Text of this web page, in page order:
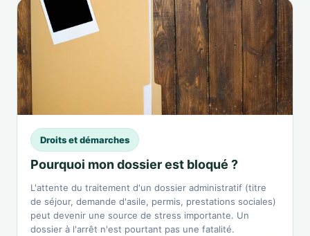
Droits et démarches
Pourquoi mon dossier est bloqué ?
L'attente du traitement d'un dossier administratif (titre
de séjour, demande d'asile, permis, prestations sociales)
peut devenir une source de stress importante. Un
dossier à l'arrêt n'est pourtant pas une fatalité.